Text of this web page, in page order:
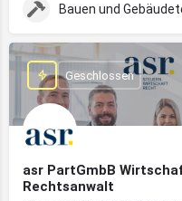
Bauen und
asr PartGmbB
Rechtsanwalt
Geschlossen